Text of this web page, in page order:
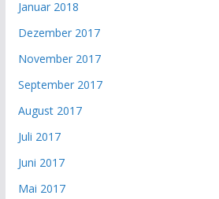
Januar 2018
Dezember 2017
November 2017
September 2017
August 2017
Juli 2017
Juni 2017
Mai 2017